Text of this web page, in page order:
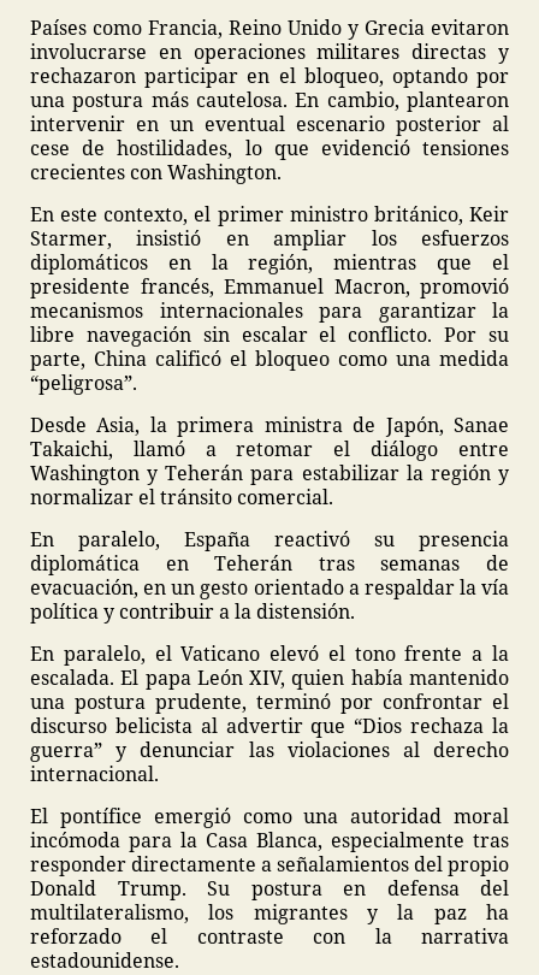
Países como Francia, Reino Unido y Grecia evitaron
involucrarse en operaciones militares directas y
rechazaron participar en el bloqueo, optando por
una postura más cautelosa. En cambio, plantearon
intervenir en un eventual escenario posterior al
cese de hostilidades, lo que evidenció tensiones
crecientes con Washington.
En este contexto, el primer ministro británico, Keir
Starmer, insistió en ampliar los esfuerzos
diplomáticos en la región, mientras que el
presidente francés, Emmanuel Macron, promovió
mecanismos internacionales para garantizar la
libre navegación sin escalar el conflicto. Por su
parte, China calificó el bloqueo como una medida
“peligrosa”.
Desde Asia, la primera ministra de Japón, Sanae
Takaichi, llamó a retomar el diálogo entre
Washington y Teherán para estabilizar la región y
normalizar el tránsito comercial.
En paralelo, España reactivó su presencia
diplomática en Teherán tras semanas de
evacuación, en un gesto orientado a respaldar la vía
política y contribuir a la distensión.
En paralelo, el Vaticano elevó el tono frente a la
escalada. El papa León XIV, quien había mantenido
una postura prudente, terminó por confrontar el
discurso belicista al advertir que “Dios rechaza la
guerra” y denunciar las violaciones al derecho
internacional.
El pontífice emergió como una autoridad moral
incómoda para la Casa Blanca, especialmente tras
responder directamente a señalamientos del propio
Donald Trump. Su postura en defensa del
multilateralismo, los migrantes y la paz ha
reforzado el contraste con la narrativa
estadounidense.